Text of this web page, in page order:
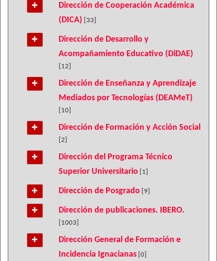
Dirección de Cooperación Académica
(DICA) [33]
Dirección de Desarrollo y
Acompañamiento Educativo (DiDAE)
[12]
Dirección de Enseñanza y Aprendizaje
Mediados por Tecnologías (DEAMeT)
[10]
Dirección de Formación y Acción Social
[2]
Dirección del Programa Técnico
Superior Universitario [1]
Dirección de Posgrado [9]
Dirección de publicaciones. IBERO.
[1003]
Dirección General de Formación e
Incidencia Ignacianas [0]